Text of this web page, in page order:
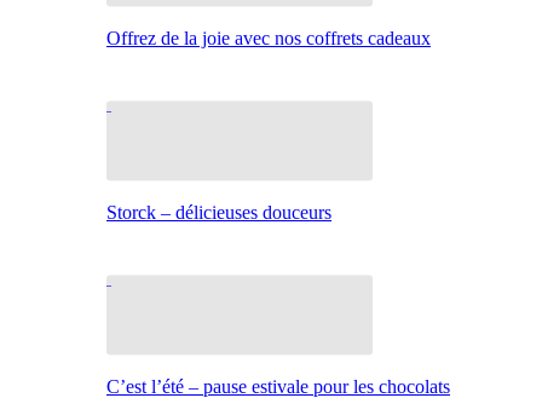
Offrez de la joie avec nos coffrets cadeaux
Storck – délicieuses douceurs
C’est l’été – pause estivale pour les chocolats